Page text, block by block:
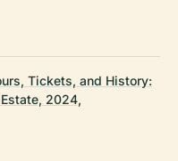
Tickets, and History:
2024,